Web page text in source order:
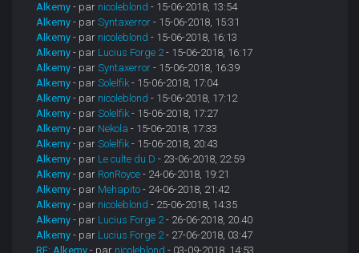
Alkemy - par nicoleblond - 15-06-2018, 13:54
Alkemy - parSyntaxerror - 15-06-2018, 15:31
Alkemy - par nicoleblond - 15-06-2018, 16:13
Alkemy - par Lucius Forge 2- 15-06-2018, 16:17
Alkemy - parSyntaxerror - 15-06-2018, 16:39
Alkemy - parSolelfik - 15-06-2018, 17:04
Alkemy - par nicoleblond - 15-06-2018, 17:12
Alkemy - parSolelfik - 15-06-2018, 17:27
Alkemy - par Nekola - 15-06-2018, 17:33
Alkemy - parSolelfik - 15-06-2018, 20:43
Alkemy - par Le culte du D - 23-06-2018, 22:59
Alkemy - par RonRoyce - 24-06-2018, 19:21
Alkemy - par Mehapito - 24-06-2018, 21:42
Alkemy - par nicoleblond - 25-06-2018, 14:35
Alkemy - par Lucius Forge 2- 26-06-2018, 20:40
Alkemy - par Lucius Forge 2- 27-06-2018, 03:47
RE: Alkemy - par nicoleblond - 03-09-2018, 14:53